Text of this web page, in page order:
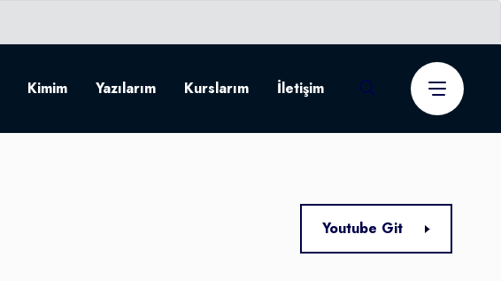
Kimim Yazılarım Kurslarım İletişim
Youtube Git